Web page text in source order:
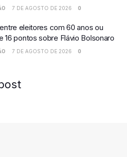
7 DE AGOSTO DE 2026 0
eleitores com 60 anos ou
16 pontos sobre Flávio Bolsonaro
7 DE AGOSTO DE 2026 0